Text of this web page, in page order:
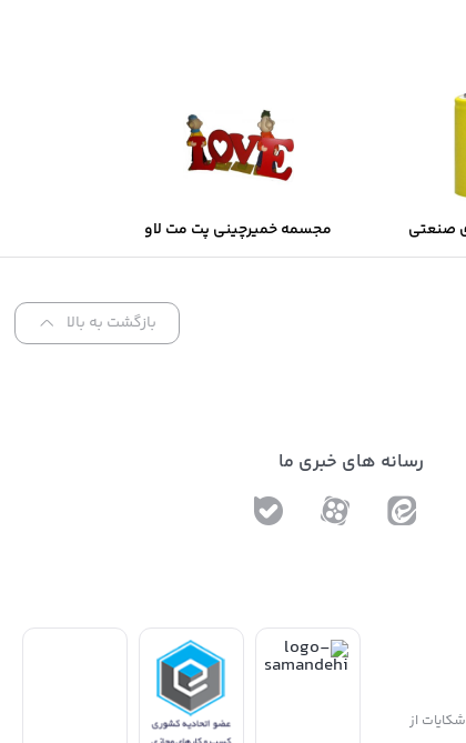
صنعتی
مجسمه خمیرچینی پت مت لاو
بازگشت به بالا
رسانه های خبری ما
از